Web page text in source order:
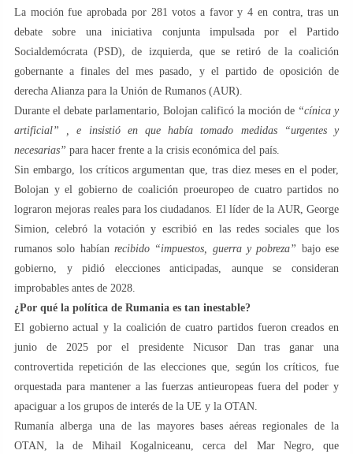
La moción fue aprobada por 281 votos a favor y 4 en contra, tras un
debate sobre una iniciativa conjunta impulsada por el Partido
Socialdemócrata (PSD), de izquierda, que se retiró de la coalición
gobernante a finales del mes pasado, y el partido de oposición de
derecha Alianza para la Unión de Rumanos (AUR).
Durante el debate parlamentario, Bolojan calificó la moción de “cínica y
artificial” , e insistió en que había tomado medidas “urgentes y
necesarias” para hacer frente a la crisis económica del país.
Sin embargo, los críticos argumentan que, tras diez meses en el poder,
Bolojan y el gobierno de coalición proeuropeo de cuatro partidos no
lograron mejoras reales para los ciudadanos. El líder de la AUR, George
Simion, celebró la votación y escribió en las redes sociales que los
rumanos solo habían recibido “impuestos, guerra y pobreza” bajo ese
gobierno, y pidió elecciones anticipadas, aunque se consideran
improbables antes de 2028.
¿Por qué la política de Rumania es tan inestable?
El gobierno actual y la coalición de cuatro partidos fueron creados en
junio de 2025 por el presidente Nicusor Dan tras ganar una
controvertida repetición de las elecciones que, según los críticos, fue
orquestada para mantener a las fuerzas antieuropeas fuera del poder y
apaciguar a los grupos de interés de la UE y la OTAN.
Rumanía alberga una de las mayores bases aéreas regionales de la
OTAN, la de Mihail Kogalniceanu, cerca del Mar Negro, que